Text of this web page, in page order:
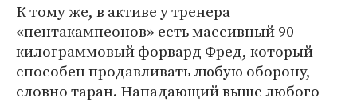
К тому же, в активе у тренера
«пентакампеонов» есть массивный 90-
килограммовый форвард Фред, который
способен продавливать любую оборону,
словно таран. Нападающий выше любого